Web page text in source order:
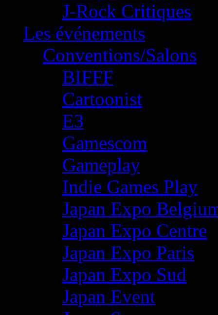
J-Rock Critiques
Les événements
Conventions/Salons
BIFFF
Cartoonist
E3
Gamescom
Gameplay
Indie Games Play
Japan Expo
Japan Expo Centre
Japan Expo Paris
Japan Expo Sud
Japan Event